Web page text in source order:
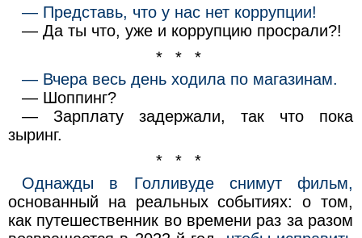
— Представь, что у нас нет коррупции!
— Да ты что, уже и коррупцию просрали?!
* * *
— Вчера весь день ходила по магазинам.
— Шоппинг?
— Зарплату задержали, так что пока
зыринг.
* * *
Однажды в Голливуде снимут фильм,
основанный на реальных событиях: о том,
как путешественник во времени раз за разом